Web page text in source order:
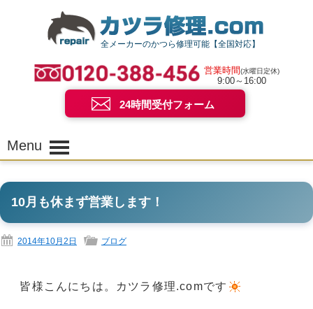
全メーカーのかつら修理可能【全国対応】
営業時間(水曜日定休)
9:00～16:00
24時間受付フォーム
Menu
10月も休まず営業します！
2014年10月2日 ブログ
皆様こんにちは。カツラ修理.comです